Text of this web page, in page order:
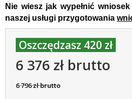
Nie wiesz jak wypełnić
naszej usługi przygotowania
Oszczędzasz 420 zł
6 376 zł brutto
6 796 zł brutto